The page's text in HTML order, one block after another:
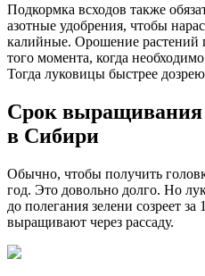
Подкормка всходов также
азотные удобрения, чтобы
калийные. Орошение растений
того момента, когда
Тогда луковицы быстрее
Срок выращивания
в Сибири
Обычно, чтобы получить
год. Это довольно долго. Но
до полегания зелени созреет
выращивают через рассаду.